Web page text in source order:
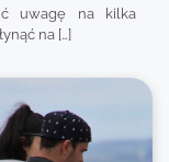
uwagę na kilka
na […]